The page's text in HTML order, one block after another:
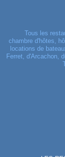
Tous les
chambre d'hôtes,
locations de
Ferret, d'Arcachon,